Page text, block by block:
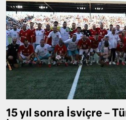
15 yıl sonra İsviçre –